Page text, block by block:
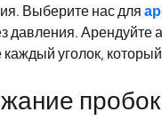
Выберите нас для
давления. Арендуйте
каждый уголок,